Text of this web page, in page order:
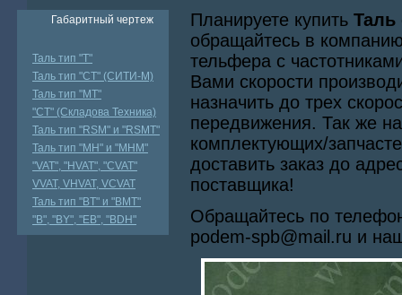
Габаритный чертеж
Таль тип "Т"
Таль тип "СТ" (СИТИ-М)
Таль тип "МТ"
"СТ" (Складова Техника)
Таль тип "RSМ" и "RSMT"
Таль тип "MH" и "МНМ"
"VAT", "HVAT", "CVAT"
VVAT, VHVAT, VCVAT
Таль тип "BT" и "BMT"
"В", "BY", "EВ", "BDH"
Планируете купить Таль
обращайтесь в
тельфера с
Вами скорости
назначить до трех
передвижения. Так же
комплектующих/
доставить заказ до
поставщика!
Обращайтесь по
podem-spb@mail.ru и